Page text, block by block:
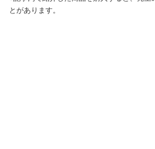
とがあります。